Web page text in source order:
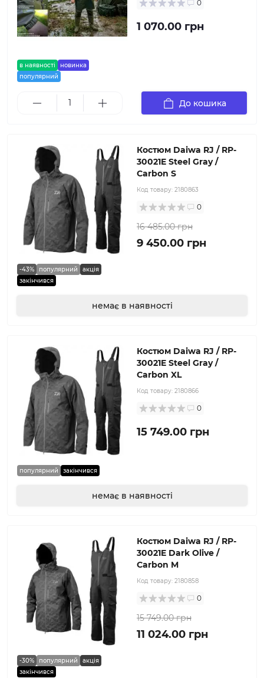
в наявності
новинка
популярний
0
1 070.00 грн
До кошика
-43% популярний
акція
закінчився
Костюм Daiwa RJ / RP-
30021E Steel Gray /
Carbon S
Код товару: 2180863
0
16 485.00 грн
9 450.00 грн
немає в наявності
популярний закінчився
Костюм Daiwa RJ / RP-
30021E Steel Gray /
Carbon XL
Код товару: 2180866
0
15 749.00 грн
немає в наявності
-30% популярний
акція
закінчився
Костюм Daiwa RJ / RP-
30021E Dark Olive /
Carbon M
Код товару: 2180858
0
15 749.00 грн
11 024.00 грн